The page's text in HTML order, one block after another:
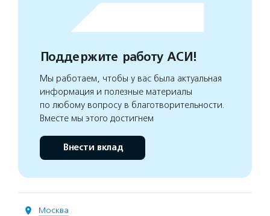
Поддержите работу АСИ!
Мы работаем, чтобы у вас была актуальная
информация и полезные материалы
по любому вопросу в благотворительности.
Вместе мы этого достигнем
Внести вклад
Москва